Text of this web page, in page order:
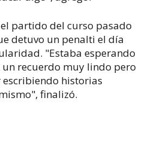
partido del curso pasado
detuvo un penalti el día
"Estaba esperando
recuerdo muy lindo pero
escribiendo historias
finalizó.